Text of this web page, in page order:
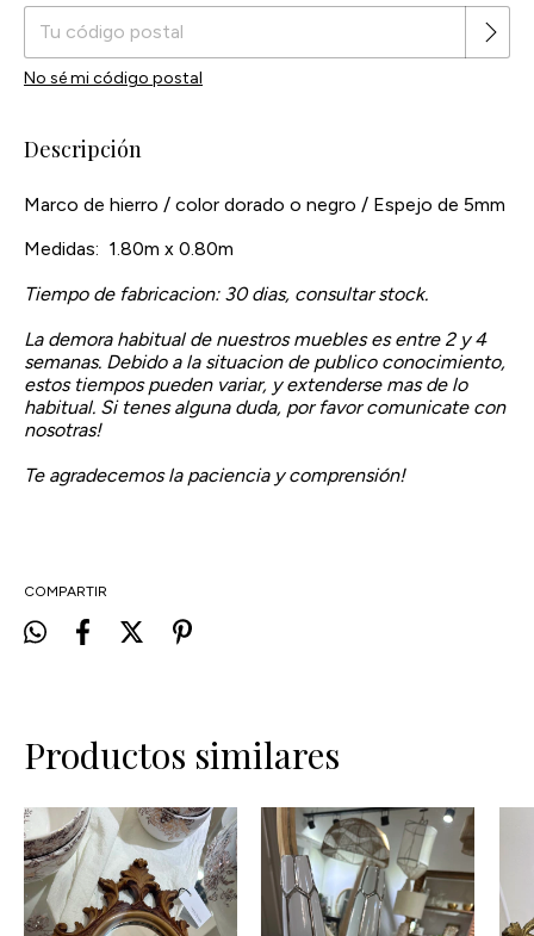
No sé mi código postal
Descripción
Marco de hierro / color dorado o negro / Espejo de 5mm
Medidas: 1.80m x 0.80m
Tiempo de fabricacion: 30 dias, consultar stock.
La demora habitual de nuestros muebles es entre 2 y 4
semanas. Debido a la situacion de publico conocimiento,
estos tiempos pueden variar, y extenderse mas de lo
habitual. Si tenes alguna duda, por favor comunicate con
nosotras!
Te agradecemos la paciencia y comprensión!
COMPARTIR
Productos similares